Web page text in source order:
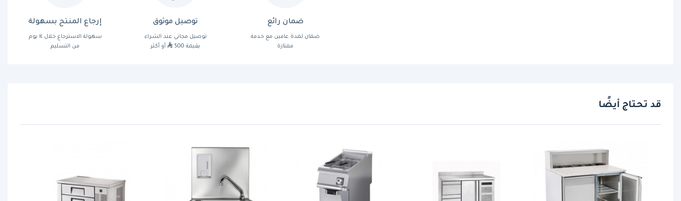
ضمان رائع
ضمان لمدة عامين مع خدمة
ممتازة
توصيل موثوق
توصيل مجاني عند الشراء
بقيمة 500
أو أكثر
إرجاع المنتج بسهولة
سهولة الاسترجاع خلال ١٤ يوم
من التسليم
قد تحتاج أيضًا